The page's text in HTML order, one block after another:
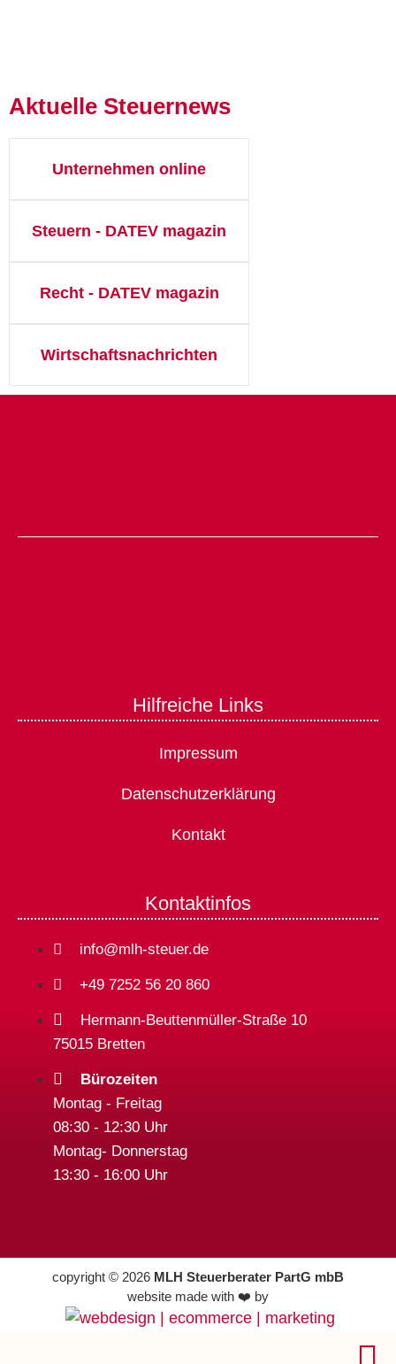
Aktuelle Steuernews
Unternehmen online
Steuern - DATEV magazin
Recht - DATEV magazin
Wirtschaftsnachrichten
Hilfreiche Links
Impressum
Datenschutzerklärung
Kontakt
Kontaktinfos
info@mlh-steuer.de
+49 7252 56 20 860
Hermann-Beuttenmüller-Straße 10
75015 Bretten
Bürozeiten
Montag - Freitag
08:30 - 12:30 Uhr
Montag- Donnerstag
13:30 - 16:00 Uhr
copyright © 2026 MLH Steuerberater PartG mbB
website made with ❤️ by